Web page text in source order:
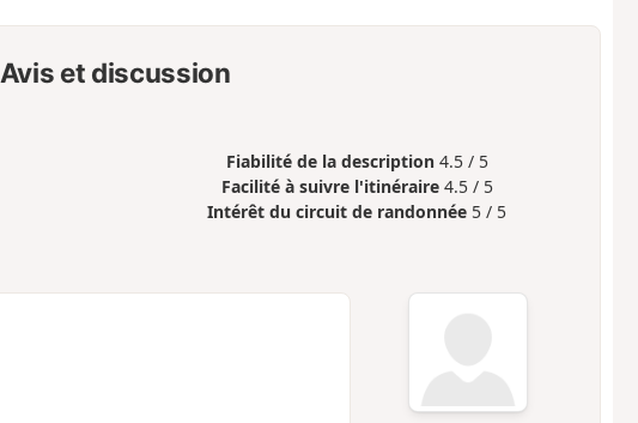
Avis et discussion
Fiabilité de la description 4.5 / 5
Facilité à suivre l'itinéraire 4.5 / 5
Intérêt du circuit de randonnée 5 / 5